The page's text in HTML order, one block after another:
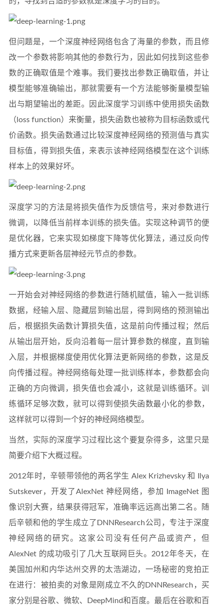
但问题是，一个深度神经网络包含了海量的参数，而且修
改一个参数将影响其他的参数行为，因此如何找到这些参
数的正确取值是个难事。我们要找出参数正确取值，并让
模型能够准确输出，那就需要有一个方法能够衡量模型输
出与期望输出的差距。因此深度学习训练中使用损失函数
（loss function）来衡量，损失函数也被称为目标函数或代
价函数。损失函数通过比较深度神经网络的预测值与真实
目标值，得到损失值，来表示该神经网络模型在这个训练
样本上的效果好坏。
深度学习的方法是将损失值作为反馈信号，来对参数进行
微调，以降低当前样本训练的损失值。实现这种调节的便
是优化器，它来实现如梯度下降等优化算法，通过反向传
播方式来更新各层神经元节点的参数。
一开始会对神经网络的参数进行随机赋值，输入一批训练
数据，经输入层、隐藏层到输出层，得到网络的预测输出
后，根据损失函数计算损失值，这是前向传播过程；然后
从输出层开始，反向沿着每一层计算参数的梯度，直到输
入层，并根据梯度使用优化算法更新网络的参数，这是反
向传播过程。神经网络每处理一批训练样本，参数都会向
正确的方向微调，损失值也会减小，这就是训练循环。训
练循环足够次数，就可以得到使损失函数最小化的参数，
这样就可以得到一个好的神经网络模型。
当然，实际的深度学习过程比这个要复杂得多，这里只是
简要介绍下大概过程。
2012年时，辛顿带领他的两名学生 Alex Krizhevsky 和 Ilya
Sutskever，开发了AlexNet 神经网络，参加 ImageNet 图
像识别大赛，结果获得冠军，准确率远远高出第二名。随
后辛顿和他的学生成立了DNNResearch公司，专注于深度
神经网络的研究。这家公司没有任何产品或资产，但
AlexNet 的成功吸引了几大互联网巨头。2012年冬天，在
美国加州和内华达州交界的太浩湖边，一场秘密的竞拍正
在进行：被拍卖的对象是刚成立不久的DNNResearch，买
家分别是谷歌、微软、DeepMind和百度。最后在谷歌和百